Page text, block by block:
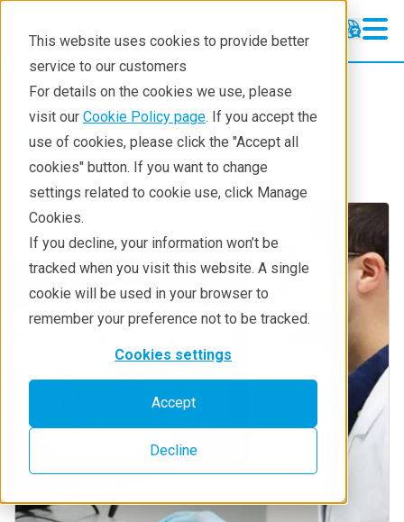
This website uses cookies to provide better
service to our customers
For details on the cookies we use, please
visit our Cookie Policy page. If you accept the
use of cookies, please click the "Accept all
cookies" button. If you want to change
settings related to cookie use, click Manage
Cookies.
If you decline, your information won’t be
tracked when you visit this website. A single
cookie will be used in your browser to
remember your preference not to be tracked.
Cookies settings
Accept
Decline
X-ray CT
X-ray CT
Learning
Analyses
Demos
Stay in Touch
Products Imaging and NDT